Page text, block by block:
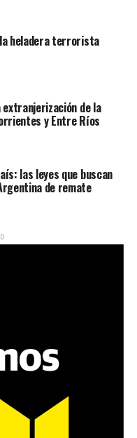
heladera terrorista
extranjerización de la
y Entre Ríos
las leyes que buscan
de remate